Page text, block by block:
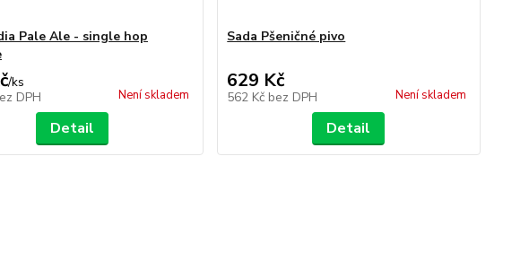
Pale Ale - single hop
/ks
DPH
Není skladem
Detail
Sada Pšeničné pivo
629 Kč
562 Kč bez DPH Není skladem
Detail